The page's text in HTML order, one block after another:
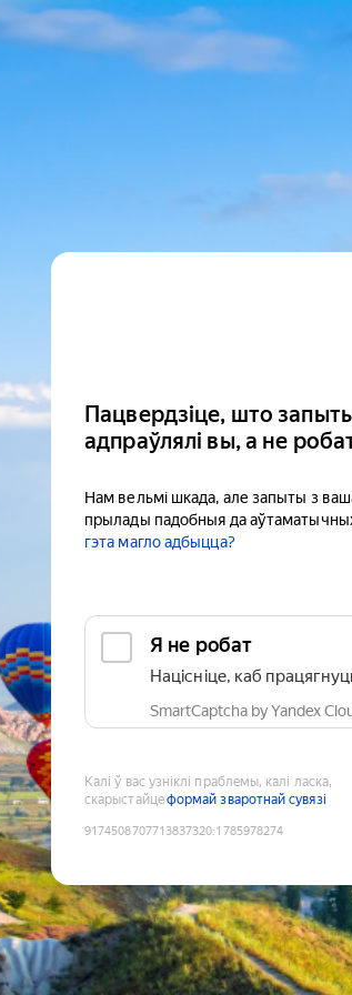
Пацвердзіце, што
адпраўлялі вы, а не
Нам вельмі шкада, але запыты з
прылады падобныя да
гэта магло адбыцца?
Я не робат
Націсніце, каб
SmartCaptcha by Yandex
Калі ў вас узніклі праблемы, калі ласка,
скарыстайцеформай зваротнай сувязі
9174508707713837320:1785978274